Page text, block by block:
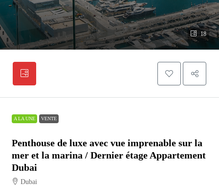
18
A LA UNE VENTE
Penthouse de luxe avec vue imprenable sur la
mer et la marina / Dernier étage Appartement
Dubai
Dubai